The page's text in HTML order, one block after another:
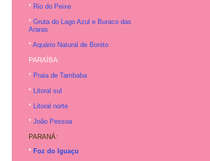
* Rio do Peixe
* Gruta do Lago Azul e Buraco das
Araras
* Aquário Natural de Bonito
PARAÍBA:
* Praia de Tambaba
* Litoral sul
* Litoral norte
* João Pessoa
PARANÁ:
* Foz do Iguaçu